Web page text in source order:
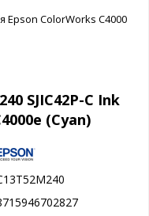
ColorWorks C4000
SJIC42P-C Ink
(Cyan)